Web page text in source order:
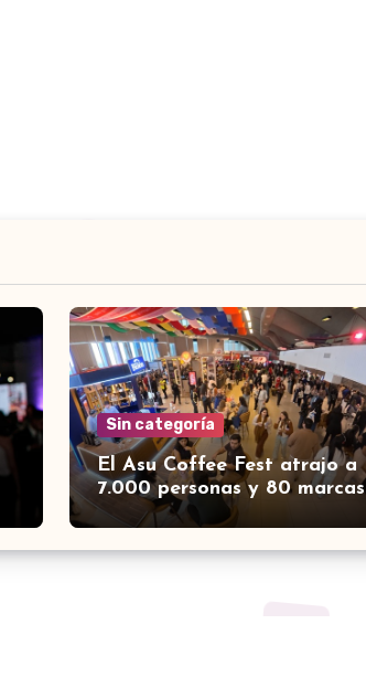
Sin categoría
El Asu Coffee Fest atrajo a
7.000 personas y 80 marcas